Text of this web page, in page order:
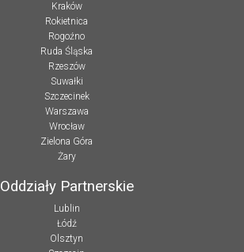
Kraków
Rokietnica
Rogoźno
Ruda Śląska
Rzeszów
Suwałki
Szczecinek
Warszawa
Wrocław
Zielona Góra
Żary
Oddziały Partnerskie
Lublin
Łódź
Olsztyn